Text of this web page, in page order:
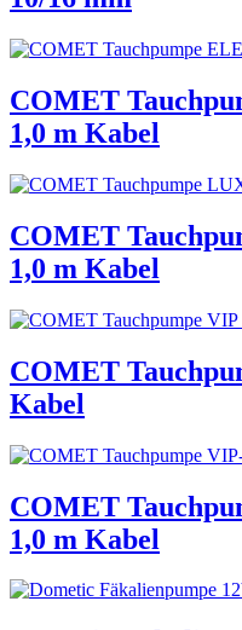
COMET
1,0 m Kabel
COMET
1,0 m Kabel
COMET
Kabel
COMET
1,0 m Kabel